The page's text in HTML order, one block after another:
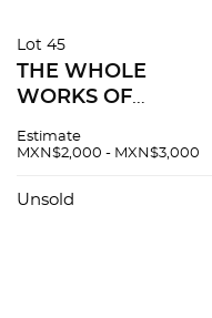
Lot 45
THE WHOLE
WORKS OF
YORK: DERBY &
Frontispicio, retrato
Estimate
MXN$2,000 - MXN$3,000
Unsold